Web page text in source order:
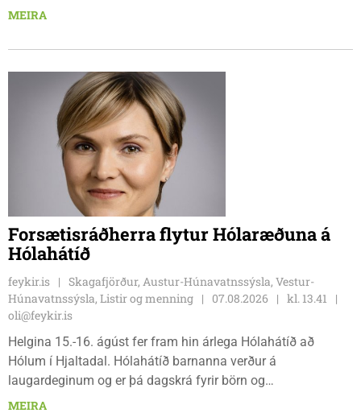
Tindastólsliðið frumsýndi tvo nýja leikmenn en þær dönsku
tvíburar.
MEIRA
Forsætisráðherra flytur Hólaræðuna á
Hólahátíð
feykir.is
Skagafjörður, Austur-Húnavatnssýsla, Vestur-
Húnavatnssýsla, Listir og menning
07.08.2026
kl. 13.41
oli@feykir.is
Helgina 15.-16. ágúst fer fram hin árlega Hólahátíð að
Hólum í Hjaltadal. Hólahátíð barnanna verður á
laugardeginum og er þá dagskrá fyrir börn og
fjölskyldur.Lydía Einarsdóttir svæðisstjóri æskulýðsmála og
MEIRA